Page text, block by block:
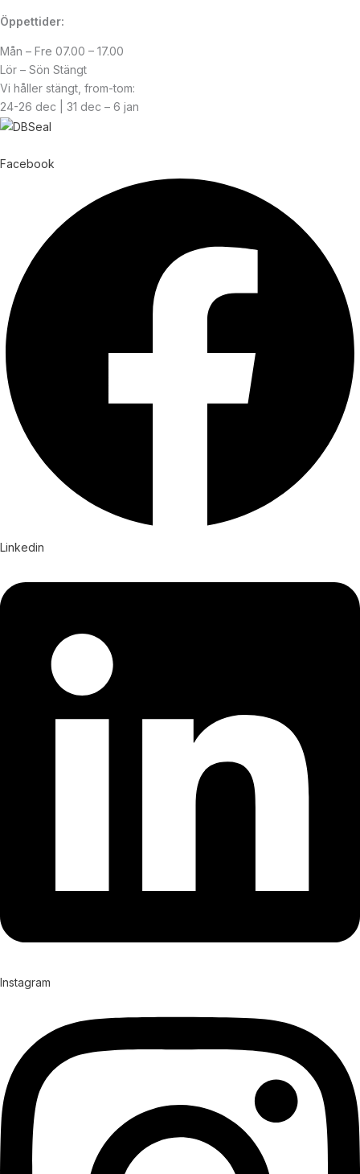
Öppettider:
Mån – Fre 07.00 – 17.00
Lör – Sön Stängt
Vi håller stängt, from-tom:
24-26 dec | 31 dec – 6 jan
Facebook
Linkedin
Instagram